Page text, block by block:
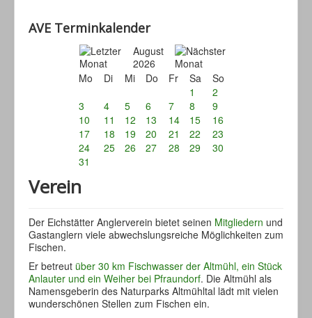
AVE Terminkalender
August
2026
Mo
Di Mi Do Fr Sa
So
1
2
3
4 5 6 7 8
9
10
11 12 13 14 15
16
17
18 19 20 21 22
23
24
25 26 27 28 29
30
31
Verein
Der Eichstätter Anglerverein bietet seinen Mitgliedern und
Gastanglern viele abwechslungsreiche Möglichkeiten zum
Fischen.
Er betreut über 30 km Fischwasser der Altmühl, ein Stück
Anlauter und ein Weiher bei Pfraundorf. Die Altmühl als
Namensgeberin des Naturparks Altmühltal lädt mit vielen
wunderschönen Stellen zum Fischen ein.